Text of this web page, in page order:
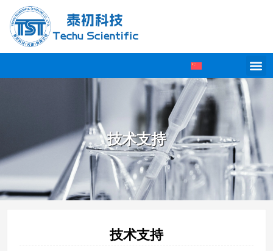
技术支持
技术支持